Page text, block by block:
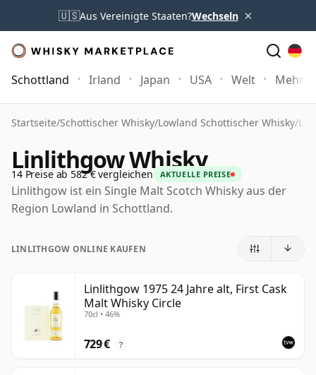
🇺🇸Aus Vereinigte Staaten?Wechseln ×
Schottland Irland Japan USA Welt Mehr
Startseite/Schottischer Whisky/Lowland Schottischer Whisky/
Linlithgow Whisky
14 Preise ab 582 € vergleichen AKTUELLE PREISE
Linlithgow ist ein Single Malt Scotch Whisky aus der
Region Lowland in Schottland.
LINLITHGOW ONLINE KAUFEN
Linlithgow 1975 24 Jahre alt, First Cask
Malt Whisky Circle
70cl • 46%
729 € ?